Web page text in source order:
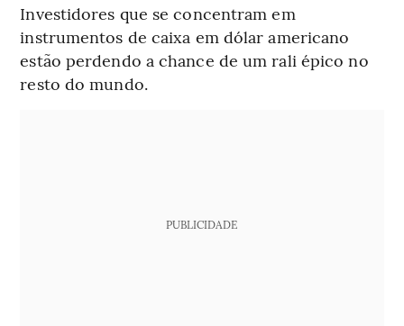
Investidores que se concentram em
instrumentos de caixa em dólar americano
estão perdendo a chance de um rali épico no
resto do mundo.
PUBLICIDADE